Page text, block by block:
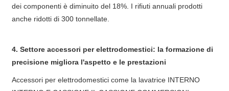
dei componenti è diminuito del 18%. I rifiuti annuali prodotti
anche ridotti di 300 tonnellate.
4. Settore accessori per elettrodomestici: la formazione di
precisione migliora l'aspetto e le prestazioni
Accessori per elettrodomestici come la lavatrice INTERNO